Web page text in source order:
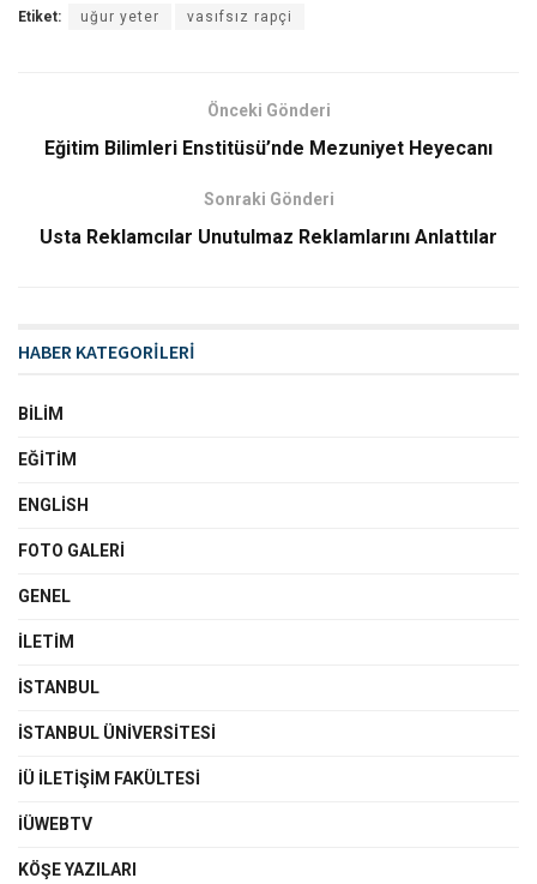
Etiket: uğur yeter vasıfsız rapçi
Önceki Gönderi
Eğitim Bilimleri Enstitüsü’nde Mezuniyet Heyecanı
Sonraki Gönderi
Usta Reklamcılar Unutulmaz Reklamlarını Anlattılar
HABER KATEGORİLERİ
BILIM
EĞITIM
ENGLISH
FOTO GALERI
GENEL
İLETIM
İSTANBUL
İSTANBUL ÜNIVERSITESI
İÜ İLETIŞIM FAKÜLTESI
İÜWEBTV
KÖŞE YAZILARI